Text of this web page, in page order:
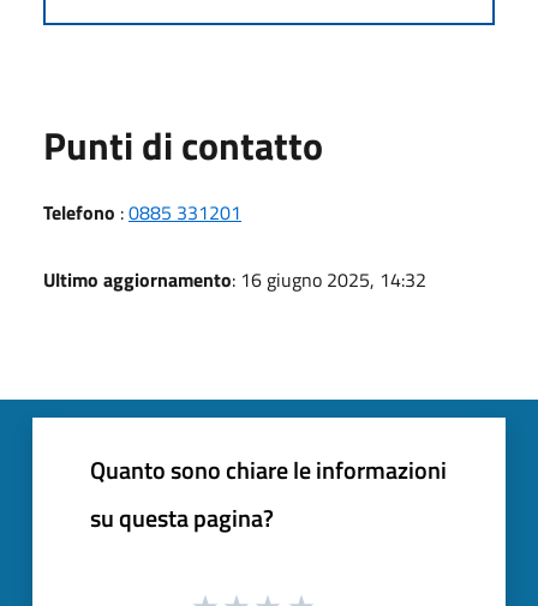
Punti di contatto
Telefono :0885 331201
Ultimo aggiornamento: 16 giugno 2025, 14:32
Quanto sono chiare le informazioni
su questa pagina?